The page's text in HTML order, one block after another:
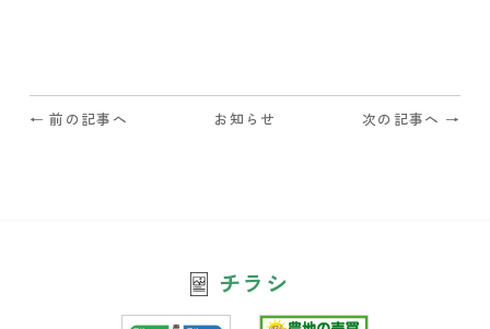
← 前の記事へ お知らせ 次の記事へ →
チラシ